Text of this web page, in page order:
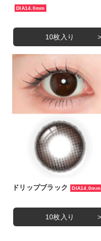
DIA14.0mm
10枚入り
ドリップブラック DIA14.0mm
10枚入り